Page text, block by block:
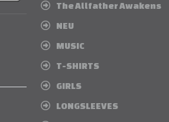
The Allfather Awakens
NEU
MUSIC
T-SHIRTS
GIRLS
LONGSLEEVES